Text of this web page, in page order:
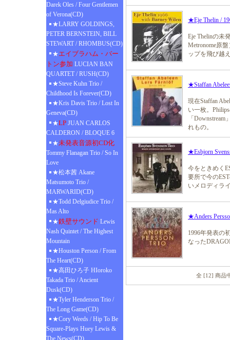
Darek Oles / Four Gentlemen
of Verona(CD)
★LARRY GOLDINGS,
PETER BERNSTEIN, BILL
STEWART / RHOMBUS(CD)
★エイブラハム・バー
トン参加 LUCIAN BAN
QUARTET / RUSH(CD)
★Steve Kuhn Trio /
Childhood Is Forever(CD)
★Kris Davis Trio / Lost In
Geneva(CD)
★LP JUAN CARLOS
CALDERON / BLOQUE 6
★未発表音源初CD化
Tommy Flanagan Trio / So In
Love
★松本茜 Akane
Matsumoto Trio /
MARWARID(CD)
★Todd Delgiudice Trio /
Mas Alto
★鉄壁サウンド Lewis
Nash Quintet / The Highest
Mountain
★Houston Person / From
The Heart(CD)
★高田ひろ子 HIoroko
Takada Trio / Ancient
Dusk(CD)
★Tyler Henderson Trio /
The Long Game(CD)
★Cory Weeds / Hip To Be
Square-Plays Huey Lewis &
The News(CD)
★Eje Thelin /
Eje Thelinの未
Metronome原
ップを飛び越
★Staffan
現在Staffan
い一枚。
「
れもの。
★Esbjorn
今をときめく
要所で今の
いメロディラ
★Anders
1996年発表の
なった
全 [12] 商品